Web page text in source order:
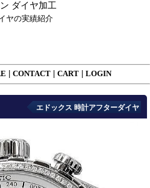
ダイヤ加工
ヤの実績紹介
CONTACT CART LOGIN
エドックス 時計アフターダイヤ